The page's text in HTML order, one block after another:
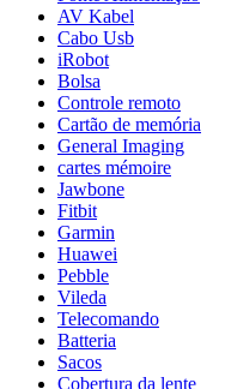
AV Kabel
Cabo Usb
iRobot
Bolsa
Controle remoto
Cartão de memória
General Imaging
cartes mémoire
Jawbone
Fitbit
Garmin
Huawei
Pebble
Vileda
Telecomando
Batteria
Sacos
Cobertura da lente